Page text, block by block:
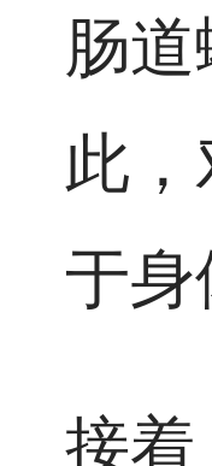
肠
此
于身
接着